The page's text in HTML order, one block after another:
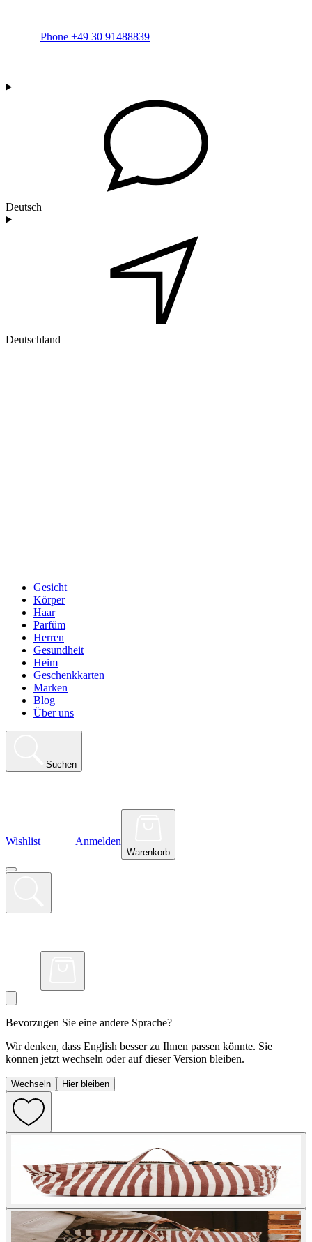
Phone +49 30 91488839
Deutsch
Deutschland
Gesicht
Körper
Haar
Parfüm
Herren
Gesundheit
Heim
Geschenkkarten
Marken
Blog
Über uns
Suchen
Wishlist Anmelden
Warenkorb
Bevorzugen Sie eine andere Sprache?
Wir denken, dass English besser zu Ihnen passen könnte. Sie
können jetzt wechseln oder auf dieser Version bleiben.
Wechseln Hier bleiben